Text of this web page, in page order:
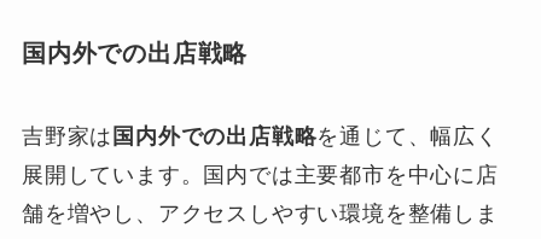
国内外での出店戦略
吉野家は 国内外での出店戦略を通じて、幅広く
展開しています。国内では主要都市を中心に店
舗を増やし、アクセスしやすい環境を整備しま